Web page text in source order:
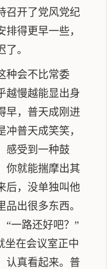
召开了党风党纪
得更早一些，
。
种会不比常委
越慢越能显出身
早，普天成刚进
普天成笑笑，
感受到一种鼓
你就能揣摩出其
后，没单独叫他
出很多东西。
“一路还好吧？”
坐在会议室正中
认真看起来。普